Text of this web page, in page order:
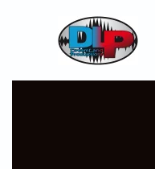
Skip to main content